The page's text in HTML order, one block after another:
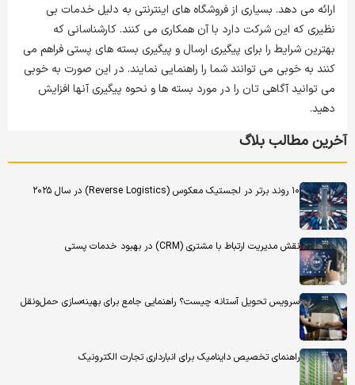
ارائه می دهد. بسیاری از فروشگاه های اینترنتی به دلیل خدمات بی
نظیری که این شرکت دارد با آن همکاری می کنند. کارشناسانی که
بهترین شرایط را برای پیگیری ارسال و پیگیری بسته های پستی فراهم می
کنند به خوبی می توانند شما را راهنمایی نمایند. در این صورت به خوبی
می توانید آگاهی تان را در مورد بسته ها و نحوه پیگیری آنها افزایش
دهید.
آخرین مطالب بلاگ
۱۰ روند برتر در لجستیک معکوس (Reverse Logistics) در سال ۲۰۲۵
نقش مدیریت ارتباط با مشتری (CRM) در بهبود خدمات پستی
سرویس تحویل آستانه چیست؟ راهنمایی جامع برای بهینه‌سازی حمل‌ونقل
راهنمای تخصیص داینامیک برای انبارداری تجارت الکترونیک